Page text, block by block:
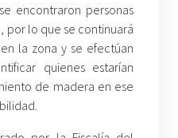
encontraron personas
por lo que se continuará
la zona y se efectúan
quienes estarían
de madera en ese